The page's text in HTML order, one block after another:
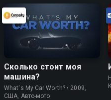
Сколько стоит моя
машина?
What's My Car Worth? • 2009,
США, Авто-мото